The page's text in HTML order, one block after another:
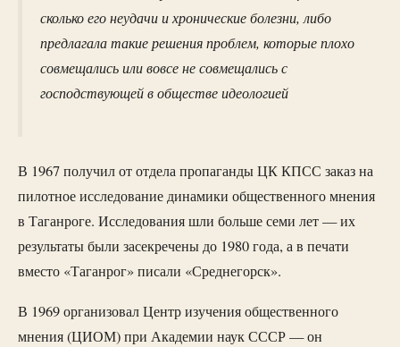
сколько его неудачи и хронические болезни, либо
предлагала такие решения проблем, которые плохо
совмещались или вовсе не совмещались с
господствующей в обществе идеологией
В 1967 получил от отдела пропаганды ЦК КПСС заказ на
пилотное исследование динамики общественного мнения
в Таганроге. Исследования шли больше семи лет — их
результаты были засекречены до 1980 года, а в печати
вместо «Таганрог» писали «Среднегорск».
В 1969 организовал Центр изучения общественного
мнения (ЦИОМ) при Академии наук СССР — он